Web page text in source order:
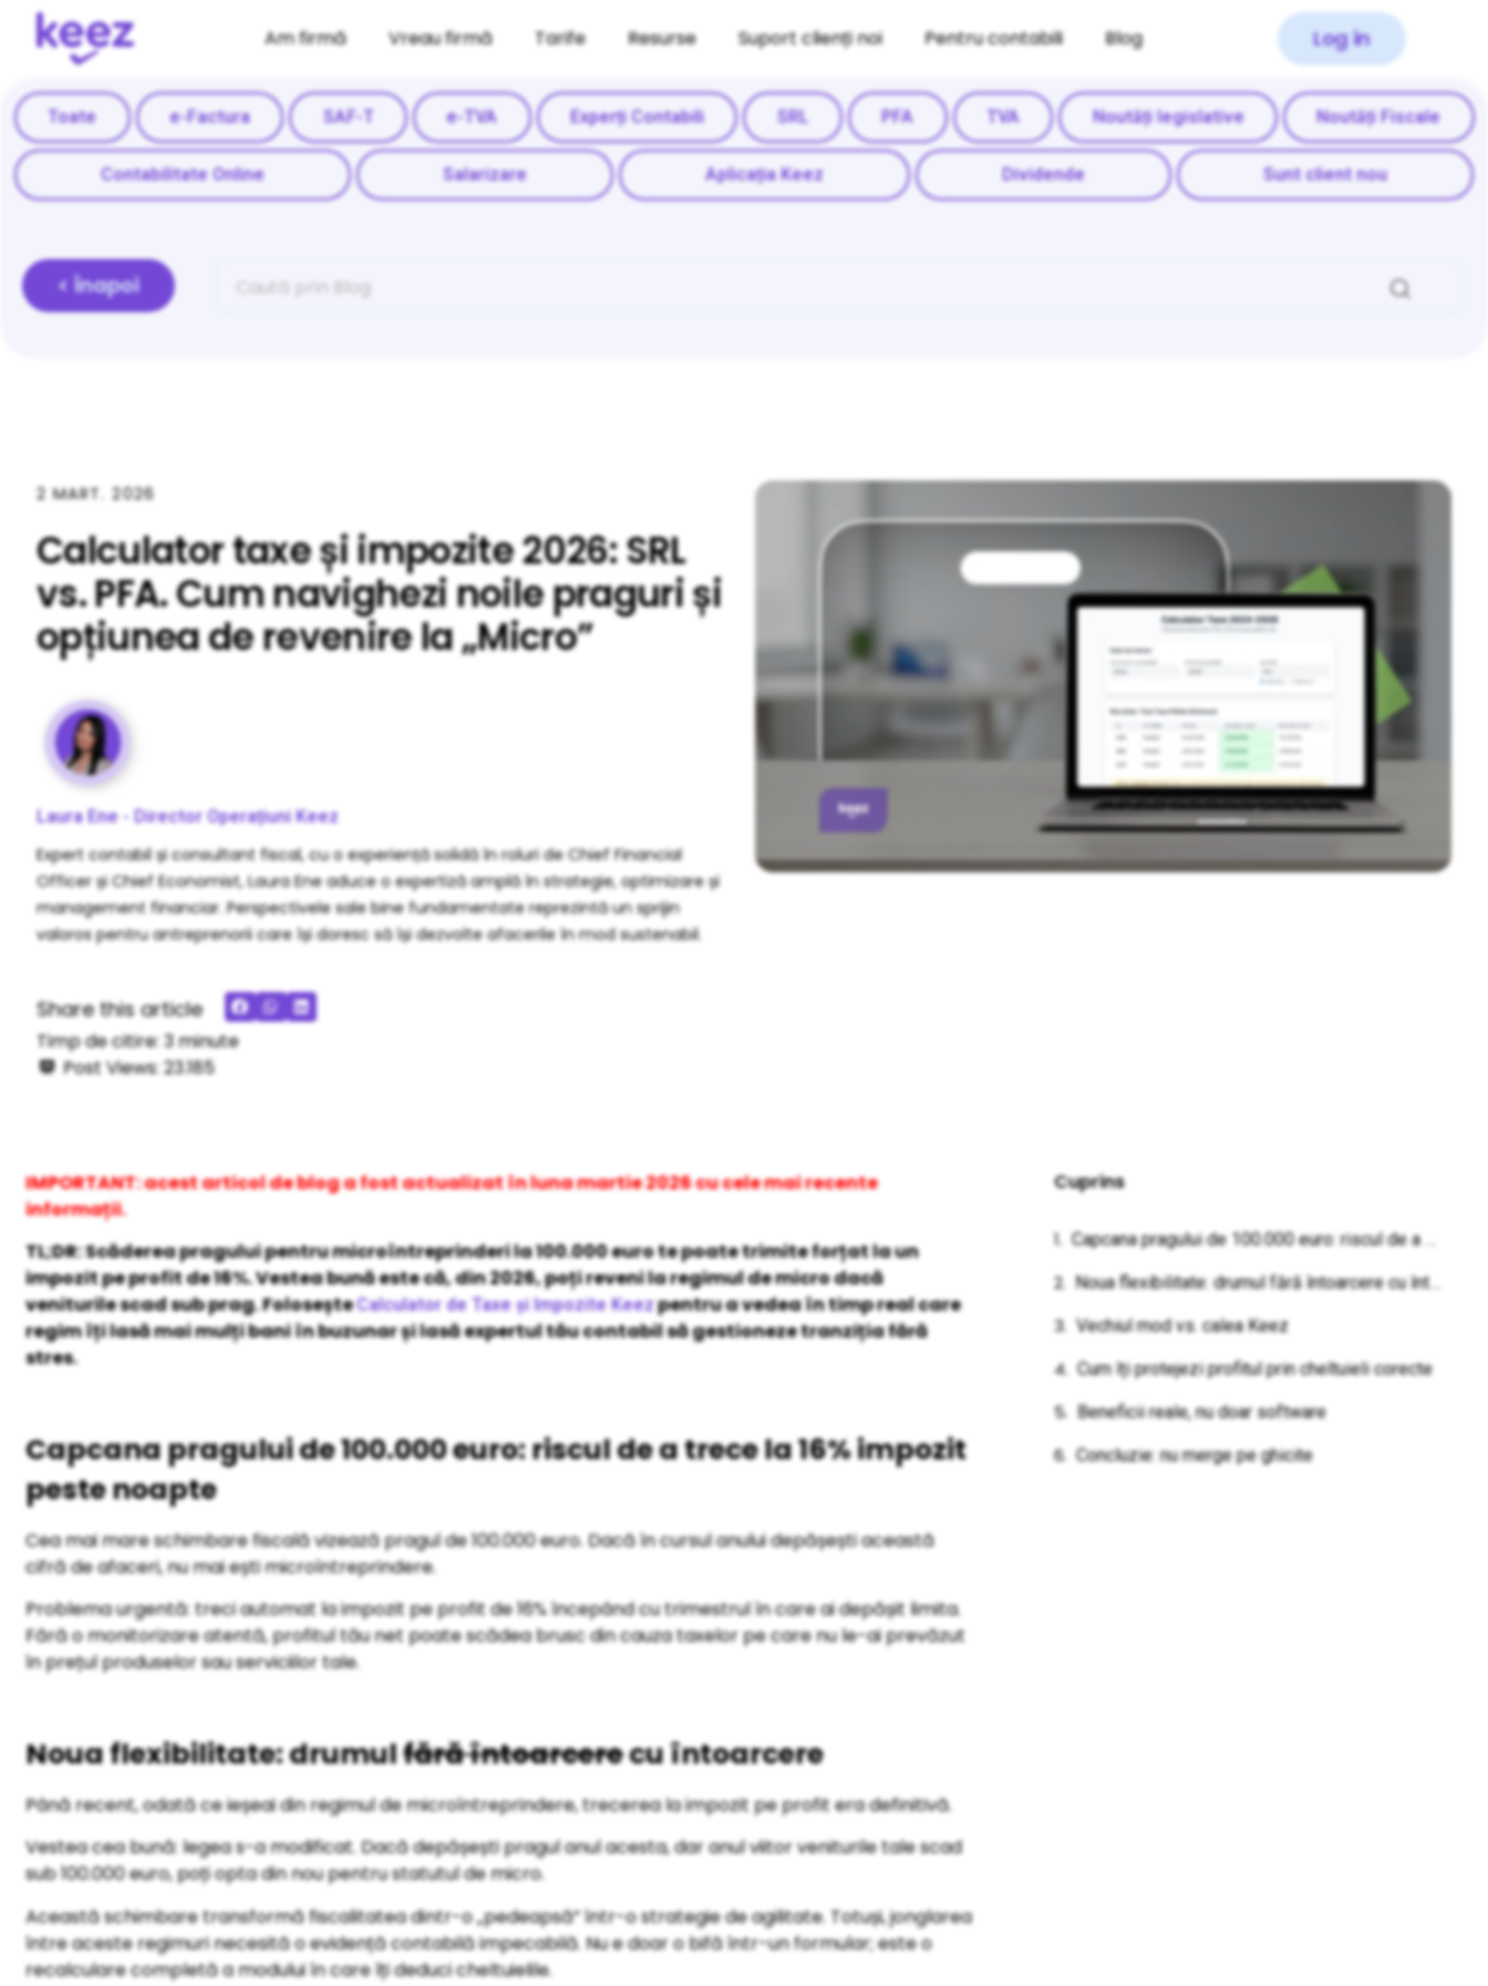
Am firmă Vreau firmă Tarife Resurse Suport clienți noi Pentru contabili Blog Log in
Toate e-Factura SAF-T e-TVA Experți Contabili SRL PFA TVA Noutăți legislative Noutăți Fiscale
Contabilitate Online Salarizare Aplicația Keez Dividende Sunt client nou
< Înapoi
2 MART. 2026
Calculator taxe și impozite 2026: SRL
vs. PFA. Cum navighezi noile praguri și
opțiunea de revenire la „Micro”
Laura Ene - Director Operațiuni Keez
Expert contabil și consultant fiscal, cu o experiență solidă în roluri de Chief Financial
Officer și Chief Economist, Laura Ene aduce o expertiză amplă în strategie, optimizare și
management financiar. Perspectivele sale bine fundamentate reprezintă un sprijin
valoros pentru antreprenorii care își doresc să își dezvolte afacerile în mod sustenabil.
Share this article
Timp de citire: 3minute
Post Views: 23.185
IMPORTANT: acest articol de blog a fost actualizat în luna martie 2026 cu cele mai recente
informații.
TL;DR: Scăderea pragului pentru microîntreprinderi la 100.000 euro te poate trimite forțat la un
impozit pe profit de 16%. Vestea bună este că, din 2026, poți reveni la regimul de micro dacă
veniturile scad sub prag. FoloseșteCalculator de Taxe și Impozite Keezpentru a vedea în timp real care
regim îți lasă mai mulți bani în buzunar și lasă expertul tău contabil să gestioneze tranziția fără
stres.
Capcana pragului de 100.000 euro: riscul de a trece la 16% impozit
peste noapte
Cea mai mare schimbare fiscală vizează pragul de 100.000 euro. Dacă în cursul anului depășești această
cifră de afaceri, nu mai ești microîntreprindere.
Problema urgentă: treci automat la impozit pe profit de 16% începând cu trimestrul în care ai depășit limita.
Fără o monitorizare atentă, profitul tău net poate scădea brusc din cauza taxelor pe care nu le-ai prevăzut
în prețul produselor sau serviciilor tale.
Noua flexibilitate: drumulfără întoarcerecu întoarcere
Până recent, odată ce ieșeai din regimul de microîntreprindere, trecerea la impozit pe profit era definitivă.
Vestea cea bună: legea s-a modificat. Dacă depășești pragul anul acesta, dar anul viitor veniturile tale scad
sub 100.000 euro, poți opta din nou pentru statutul de micro.
Această schimbare transformă fiscalitatea dintr-o „pedeapsă” într-o strategie de agilitate. Totuși, jonglarea
între aceste regimuri necesită o evidență contabilă impecabilă. Nu e doar o bifă într-un formular; este o
recalculare completă a modului în care îți deduci cheltuielile.
Cuprins
Noua flexibilitate: drumul fără întoarcere cu întoarcere
Vechiul mod vs. calea Keez
Cum îți protejezi profitul prin cheltuieli corecte
Beneficii reale, nu doar software
Concluzie: nu merge pe ghicite